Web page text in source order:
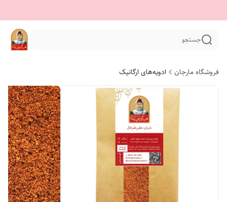
جستجو
فروشگاه مارجان ادویه‌های ارگانیک